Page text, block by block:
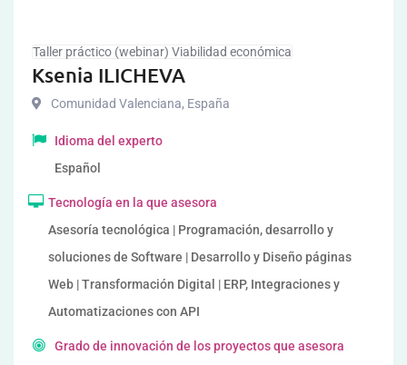
Taller práctico (webinar) Viabilidad económica
Ksenia ILICHEVA
Comunidad Valenciana, España
Idioma del experto
Español
Tecnología en la que asesora
Asesoría tecnológica | Programación, desarrollo y
soluciones de Software | Desarrollo y Diseño páginas
Web | Transformación Digital | ERP, Integraciones y
Automatizaciones con API
Grado de innovación de los proyectos que asesora